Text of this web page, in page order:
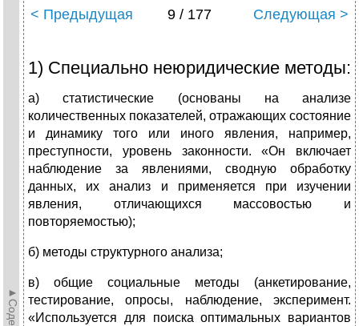
< Предыдущая 9 / 177 Следующая >
1) Специально неюридические методы:
а) статистические (основаны на анализе
количественных показателей, отражающих состояние
и динамику того или иного явления, например,
преступности, уровень законности. «Он включает
наблюдение за явлениями, сводную обработку
данных, их анализ и применяется при изучении
явления, отличающихся массовостью и
повторяемостью);
б) методы структурного анализа;
в) общие социальные методы (анкетирование,
тестирование, опросы, наблюдение, эксперимент.
«Используется для поиска оптимальных вариантов